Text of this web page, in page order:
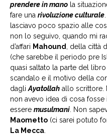
prendere in mano la
fare una rivoluzione culturale
lasciavo poco spazio alle
non lo seguivo, quando mi
d’affari Mahound , della città
(che sarebbe il periodo pre
quasi saltato la parte del
scandalo e il motivo della
dagli Ayatollah allo scrittore.
non avevo idea di cosa fosse
essere musulmani . Non
Maometto (ci sarei potuto
La Mecca